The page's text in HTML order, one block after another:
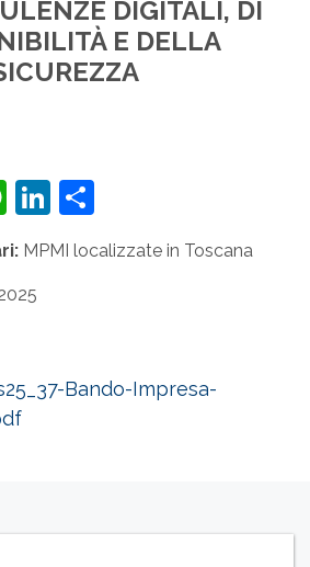
DIGITALI, DI
E DELLA
WhatsApp
LinkedIn
MPMI localizzate in Toscana
Bando-Impresa-